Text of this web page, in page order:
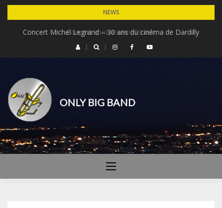
Skip
content
NEWS
Concert anniversaire 20 ans
Concert Michel Legrand – 30 ans du cinéma de Dardilly
ONLY BIG BAND